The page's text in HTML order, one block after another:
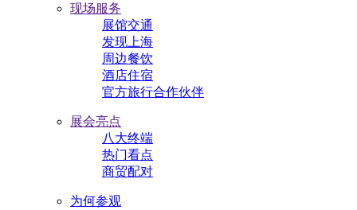
现场服务
展馆交通
发现上海
周边餐饮
酒店住宿
官方旅行合作伙伴
展会亮点
八大终端
热门看点
商贸配对
为何参观